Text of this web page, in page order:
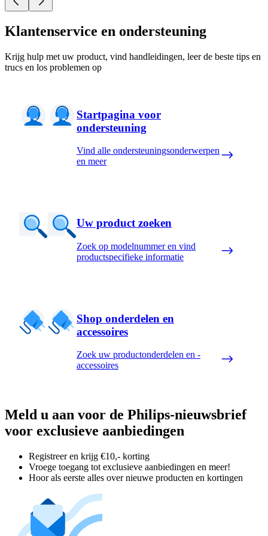
Klantenservice en ondersteuning
Krijg hulp met uw product, vind handleidingen, leer de beste tips en
trucs en los problemen op
Startpagina voor
ondersteuning
Vind alle ondersteuningsonderwerpen
en meer
Uw product zoeken
Zoek op modelnummer en vind
productspecifieke informatie
Shop onderdelen en
accessoires
Zoek uw productonderdelen en -
accessoires
Meld u aan voor de Philips-nieuwsbrief
voor exclusieve aanbiedingen
Registreer en krijg €10,- korting
Vroege toegang tot exclusieve aanbiedingen en meer!
Hoor als eerste alles over nieuwe producten en kortingen